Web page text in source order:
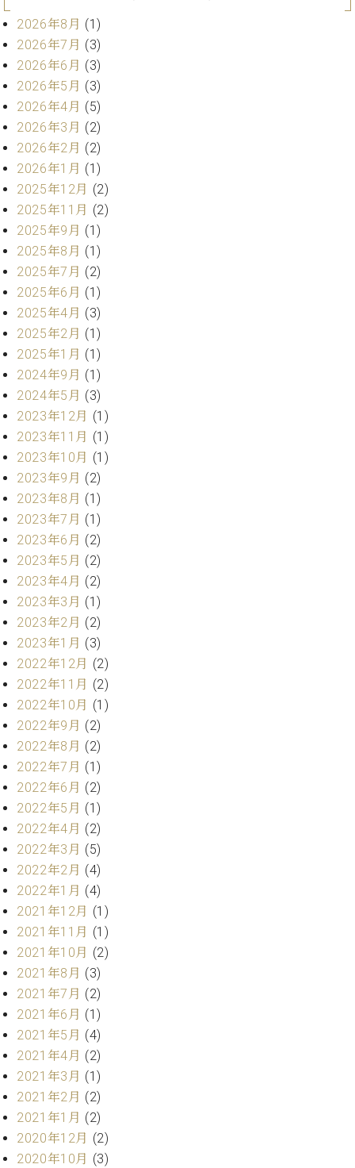
ラ
ト
ピ
ア
ノ
C.
ベ
ヒ
ュ
タ
イ
ン
ア
カ
デ
ミ
ー
W.
ホ
フ
マ
ン
プ
ロ
フ
ェ
ッ
シ
ョ
ナ
ル
W.
ホ
フ
マ
ン
ト
ラ
デ
ィ
シ
ョ
ン
W.
ホ
フ
マ
ン
ヴ
ィ
ジ
ョ
ン
C.BECHSTEIN
Digital(ベ
ヒ
シ
ピ
ア
の
コ
ン
シ
ェ
ル
ュ
ア
ク
セ
ス
セン
トラ
ム東
京の
ご案
内
(PDF)
問
い
合
わ
せ
本
社
：
八
王
・
技
術
営
業
セ
ン
タ
ー
タ
ッ
フ
ご
挨
拶
術
者
紹
介
展示
情報
【ユ
ーロ
ピア
ノ特
選中
古】
2026年8月 (1)
2026年7月 (3)
2026年6月 (3)
2026年5月 (3)
2026年4月 (5)
2026年3月 (2)
2026年2月 (2)
2026年1月 (1)
2025年12月 (2)
2025年11月 (2)
2025年9月 (1)
2025年8月 (1)
2025年7月 (2)
2025年6月 (1)
2025年4月 (3)
2025年2月 (1)
2025年1月 (1)
2024年9月 (1)
2024年5月 (3)
2023年12月 (1)
2023年11月 (1)
2023年10月 (1)
2023年9月 (2)
2023年8月 (1)
2023年7月 (1)
2023年6月 (2)
2023年5月 (2)
2023年4月 (2)
2023年3月 (1)
2023年2月 (2)
2023年1月 (3)
2022年12月 (2)
2022年11月 (2)
2022年10月 (1)
2022年9月 (2)
2022年8月 (2)
2022年7月 (1)
2022年6月 (2)
2022年5月 (1)
2022年4月 (2)
2022年3月 (5)
2022年2月 (4)
2022年1月 (4)
2021年12月 (1)
2021年11月 (1)
2021年10月 (2)
2021年8月 (3)
2021年7月 (2)
2021年6月 (1)
2021年5月 (4)
2021年4月 (2)
2021年3月 (1)
2021年2月 (2)
2021年1月 (2)
2020年12月 (2)
2020年10月 (3)